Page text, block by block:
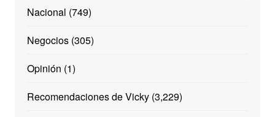
Nacional (749)
Negocios(305)
Opinión (1)
Recomendaciones de Vicky(3,229)